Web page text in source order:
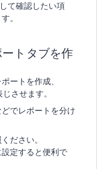
て確認したい項
。
トタブを作
ートを作成、
させます。
でレポートを分け
ださい。
定すると便利で